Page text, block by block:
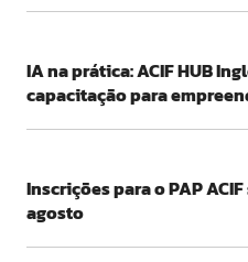
IA na prática: ACIF HUB
capacitação para
Inscrições para o PAP
agosto